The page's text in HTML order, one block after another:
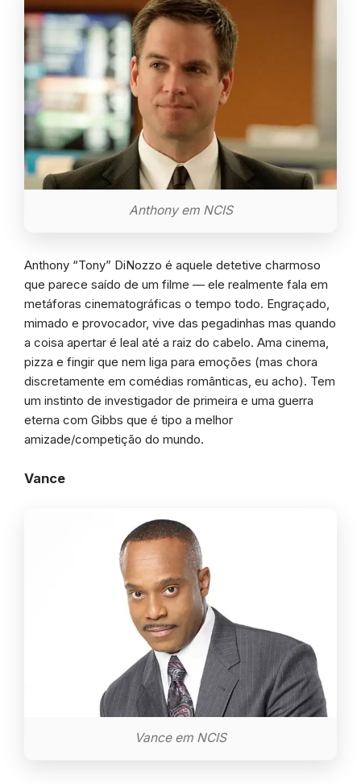
Anthony em NCIS
Anthony “Tony” DiNozzo é aquele detetive charmoso
que parece saído de um filme — ele realmente fala em
metáforas cinematográficas o tempo todo. Engraçado,
mimado e provocador, vive das pegadinhas mas quando
a coisa apertar é leal até a raiz do cabelo. Ama cinema,
pizza e fingir que nem liga para emoções (mas chora
discretamente em comédias românticas, eu acho). Tem
um instinto de investigador de primeira e uma guerra
eterna com Gibbs que é tipo a melhor
amizade/competição do mundo.
Vance
Vance em NCIS